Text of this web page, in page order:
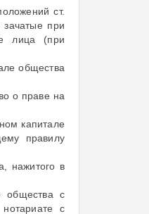
ст.
при
лица (при
общества
о праве на
капитале
правилу
нажитого в
общества с
с